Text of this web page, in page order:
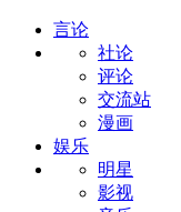
言论
社论
评论
交流站
漫画
娱乐
明星
影视